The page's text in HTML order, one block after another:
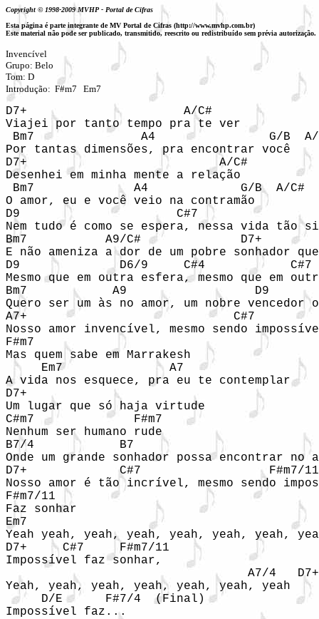
Copyright © 1998-2009 MVHP - Portal de Cifras
Esta página é parte integrante de MV Portal de Cifras (http://www.mvhp.com.br)
Este material não pode ser publicado, transmitido, reescrito ou redistribuído sem prévia autorização.
Invencível
Grupo: Belo
Tom: D
Introdução:  F#m7   Em7
D7+                      A/C#
Viajei por tanto tempo pra te ver
Bm7               A4                G/B
Por tantas dimensões, pra encontrar você
D7+                           A/C#
Desenhei em minha mente a relação
Bm7              A4             G/B  A/C#
O amor, eu e você veio na contramão
D9                      C#7
Nem tudo é como se espera, nessa vida tão
Bm7           A9/C#              D7+
E não ameniza a dor de um pobre sonhador
D9              D6/9     C#4            C#7
Mesmo que em outra esfera, mesmo que em
Bm7            A9                  D9
Quero ser um às no amor, um nobre
A7+                             C#7
Nosso amor invencível, mesmo sendo
F#m7
Mas quem sabe em Marrakesh
     Em7               A7
A vida nos esquece, pra eu te contemplar
D7+
Um lugar que só haja virtude
C#m7              F#m7
Nenhum ser humano rude
B7/4            B7
Onde um grande sonhador possa encontrar
D7+             C#7                  F#m7/
Nosso amor é tão incrível, mesmo sendo
F#m7/11
Faz sonhar
Em7
Yeah yeah, yeah, yeah, yeah, yeah, yeah,
D7+     C#7     F#m7/11
Impossível faz sonhar,
A7/4
Yeah, yeah, yeah, yeah, yeah, yeah, yeah
     D/E      F#7/4  (Final)
Impossível faz...